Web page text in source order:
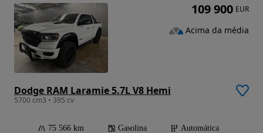
Dodge RAM Laramie 5.7L V8 Hemi
5700 cm3 • 395 cv
75 566 km Gasolina
Automática
109 900 EUR
Acima da média